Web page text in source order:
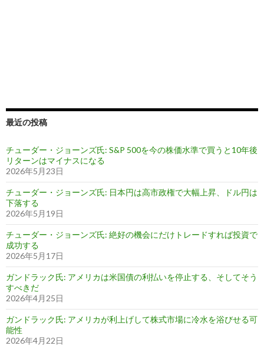
最近の投稿
チューダー・ジョーンズ氏: S&P 500を今の株価水準で買うと10年後
リターンはマイナスになる
2026年5月23日
チューダー・ジョーンズ氏: 日本円は高市政権で大幅上昇、ドル円は
下落する
2026年5月19日
チューダー・ジョーンズ氏: 絶好の機会にだけトレードすれば投資で
成功する
2026年5月17日
ガンドラック氏: アメリカは米国債の利払いを停止する、そしてそう
すべきだ
2026年4月25日
ガンドラック氏: アメリカが利上げして株式市場に冷水を浴びせる可
能性
2026年4月22日